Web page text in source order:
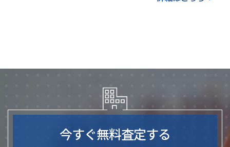
今すぐ無料査定する